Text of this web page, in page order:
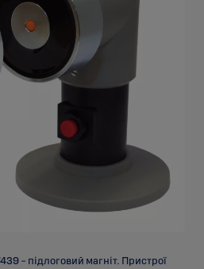
- підлоговий магніт. Пристрої